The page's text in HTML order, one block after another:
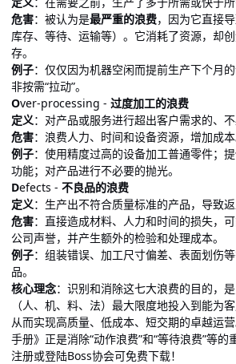
危害：被认为是最严重的浪费，因为它直接
库存、等待、运输等）。它消耗了资源，却
存。
例子：仅仅因为机器空闲而提前生产下个月
非按需“拉动”。
Over-processing - 过度加工的浪费
定义：对产品或服务进行超出客户需求的、不
危害：浪费人力、时间和设备资源，增加成本
例子：使用精度过高的设备加工普通零件；
功能；对产品进行不必要的抛光。
Defects - 不良品的浪费
定义：生产出不符合质量标准的产品，导致返
危害：直接造成材料、人力和时间的损失，
公司声誉，并产生额外的检验和处理成本。
例子：组装错误、加工尺寸偏差、表面划伤
品。
核心理念：识别和消除这七大浪费的目的，
（人、机、料、法）最大限度地投入到能为
从而实现高质量、低成本、短交期的卓越运
手册》正是消除“动作浪费”和“等待浪费”等的
注册或登陆Boss协会可免费下载！